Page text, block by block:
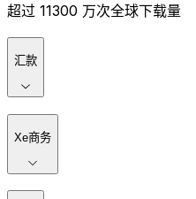
超过 11300 万次全球下载量
汇款
Xe商务